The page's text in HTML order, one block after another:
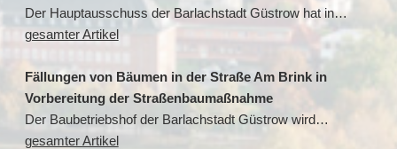
Der Hauptausschuss der Barlachstadt Güstrow hat in…
gesamter Artikel
Fällungen von Bäumen in der Straße Am Brink in
Vorbereitung der Straßenbaumaßnahme
Der Baubetriebshof der Barlachstadt Güstrow wird…
gesamter Artikel